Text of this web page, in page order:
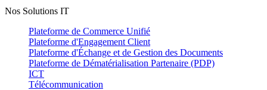
Nos Solutions IT
Plateforme de Commerce Unifié
Plateforme d'Engagement Client
Plateforme d'Échange et de Gestion des Documents
Plateforme de Dématérialisation Partenaire (PDP)
ICT
Télécommunication